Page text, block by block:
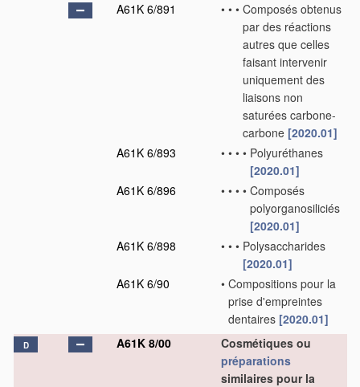
A61K 6/891
• • • Composés obtenus
par des réactions
autres que celles
faisant intervenir
uniquement des
liaisons non
saturées carbone-
carbone [2020.01]
A61K 6/893
• • • • Polyuréthanes
[2020.01]
A61K 6/896
• • • • Composés
polyorganosiliciés
[2020.01]
A61K 6/898
• • • Polysaccharides
[2020.01]
A61K 6/90
• Compositions pour la
prise d'empreintes
dentaires [2020.01]
D A61K 8/00
Cosmétiques ou
préparations
similaires pour la